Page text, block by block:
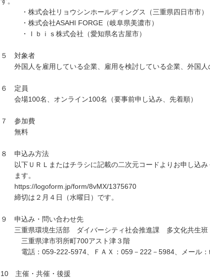
・株式会社リョウシンホールディングス（三重県四日市市）
・株式会社ASAHI FORGE（岐阜県美濃市）
・Ｉｂｉｓ株式会社（愛知県名古屋市）
５ 対象者
外国人を雇用している企業、雇用を検討している企業、外国
６ 定員
会場100名、オンライン100名（要事前申し込み、先着順）
７ 参加費
無料
８ 申込み方法
以下ＵＲＬまたはチラシに記載の二次元コードよりお申し込み
ます。
https://logoform.jp/form/8vMX/1375670
締切は２月４日（水曜日）です。
９ 申込み・問い合わせ先
三重県環境生活部 ダイバーシティ社会推進課 多文化共生班
三重県津市羽所町700アスト津３階
電話：059-222-5974、ＦＡＸ：059－222－5984、メール：
10 主催・共催・後援